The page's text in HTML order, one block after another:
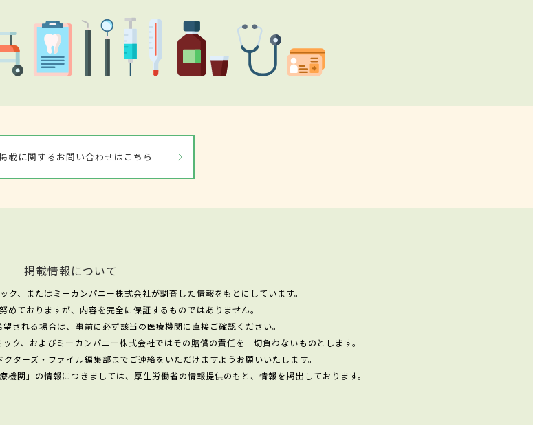
載に関するお問い合わせはこちら
掲載情報について
ク、またはミーカンパニー株式会社が調査した情報をもとにしています。
めておりますが、内容を完全に保証するものではありません。
される場合は、事前に必ず該当の医療機関に直接ご確認ください。
ク、およびミーカンパニー株式会社ではその賠償の責任を一切負わないものとします。
ターズ・ファイル編集部までご連絡をいただけますようお願いいたします。
関」の情報につきましては、厚生労働省の情報提供のもと、情報を掲出しております。